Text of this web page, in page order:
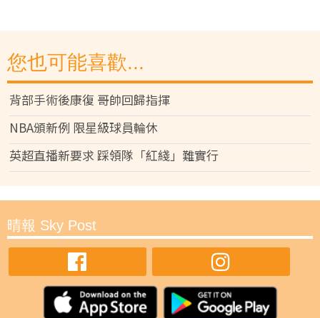
您也可能喜歡...
背部手術後康復 哥帥回歸指揮
NBA頒新例 限星級球員輪休
英超直播新要求 踩領隊「紅綫」難實行
晴報 Sky Post